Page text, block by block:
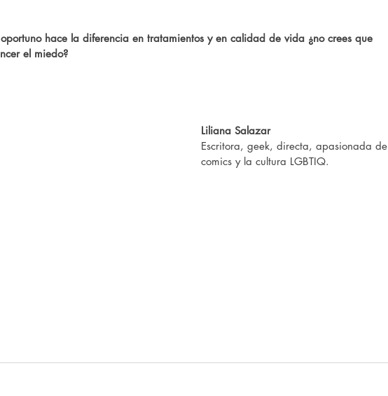
hace la diferencia en tratamientos y en calidad de vida ¿no crees que
el miedo?
Liliana Salazar
Escritora, geek, directa, apasionada de
comics y la cultura LGBTIQ.